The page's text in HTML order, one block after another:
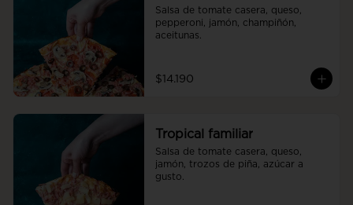
Salsa de tomate casera, queso,
pepperoni, jamón, champiñón,
aceitunas.
$14.190
Tropical familiar
Salsa de tomate casera, queso,
jamón, trozos de piña, azúcar a
gusto.